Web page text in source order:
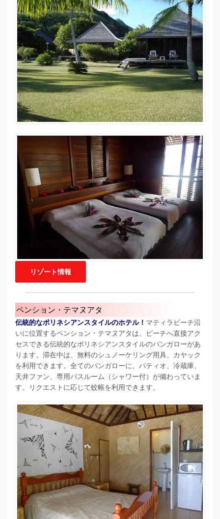
リゾート情報
ペンション・テマヌアタ
伝統的なポリネシアンスタイルのホテル！ マティラビーチ沿
いに位置するペンション・テマヌアタは、ビーチへ直接アク
セスできる伝統的なポリネシアンスタイルのバンガローがあ
ります。滞在中は、無料のシュノーケリング用具、カヤック
を利用できます。全てのバンガローに、パティオ、冷蔵庫、
天井ファン、専用バスルーム（シャワー付）が備わっていま
す。リクエストに応じて蚊帳を利用できます。